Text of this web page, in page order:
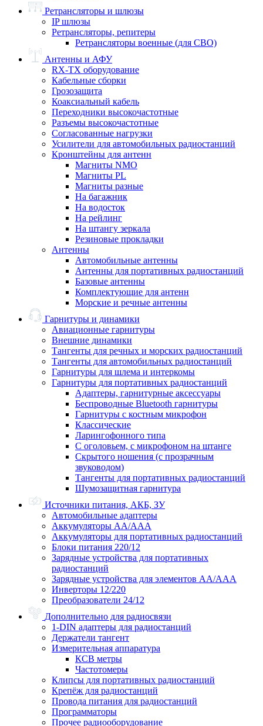
Ретрансляторы и шлюзы
IP шлюзы
Ретрансляторы, репитеры
Ретрансляторы военные (для СВО)
Антенны и АФУ
RX-TX оборудование
Кабельные сборки
Грозозащита
Коаксиальный кабель
Переходники высокочастотные
Разъемы высокочастотные
Согласованные нагрузки
Усилители для автомобильных радиостанций
Кронштейны для антенн
Магниты NMO
Магниты PL
Магниты разные
На багажник
На водосток
На рейлинг
На штангу зеркала
Резиновые прокладки
Антенны
Автомобильные антенны
Антенны для портативных радиостанций
Базовые антенны
Комплектующие для антенн
Морские и речные антенны
Гарнитуры и динамики
Авиационные гарнитуры
Внешние динамики
Тангенты для речных и морских радиостанций
Тангенты для автомобильных радиостанций
Гарнитуры для шлема и интеркомы
Гарнитуры для портативных радиостанций
Адаптеры, гарнитурные аксессуары
Беспроводные Bluetooth гарнитуры
Гарнитуры с костным микрофон
Классические
Ларингофонного типа
С оголовьем, с микрофоном на штанге
Скрытого ношения (с прозрачным
звуководом)
Тангенты для портативных радиостанций
Шумозащитная гарнитура
Источники питания, АКБ, ЗУ
Автомобильные адаптеры
Аккумуляторы АА/ААА
Аккумуляторы для портативных радиостанций
Блоки питания 220/12
Зарядные устройства для портативных
радиостанций
Зарядные устройства для элементов АА/ААА
Инверторы 12/220
Преобразователи 24/12
Дополнительно для радиосвязи
1-DIN адаптеры для радиостанций
Держатели тангент
Измерительная аппаратура
КСВ метры
Частотомеры
Клипсы для портативных радиостанций
Крепёж для радиостанций
Провода питания для радиостанций
Программаторы
Прочее радиооборудование